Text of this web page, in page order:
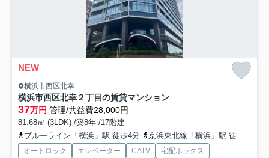
NEW
横浜市西区北幸
横浜市西区北幸２丁目の賃貸マンション
37万円 管理/共益費28,000円
81.68㎡ (3LDK) /築8年 /17階建
ブルーライン「横浜」駅 徒歩4分
京浜東北線「横浜」駅 徒歩6分
オートロック エレベーター CATV
宅配ボックス